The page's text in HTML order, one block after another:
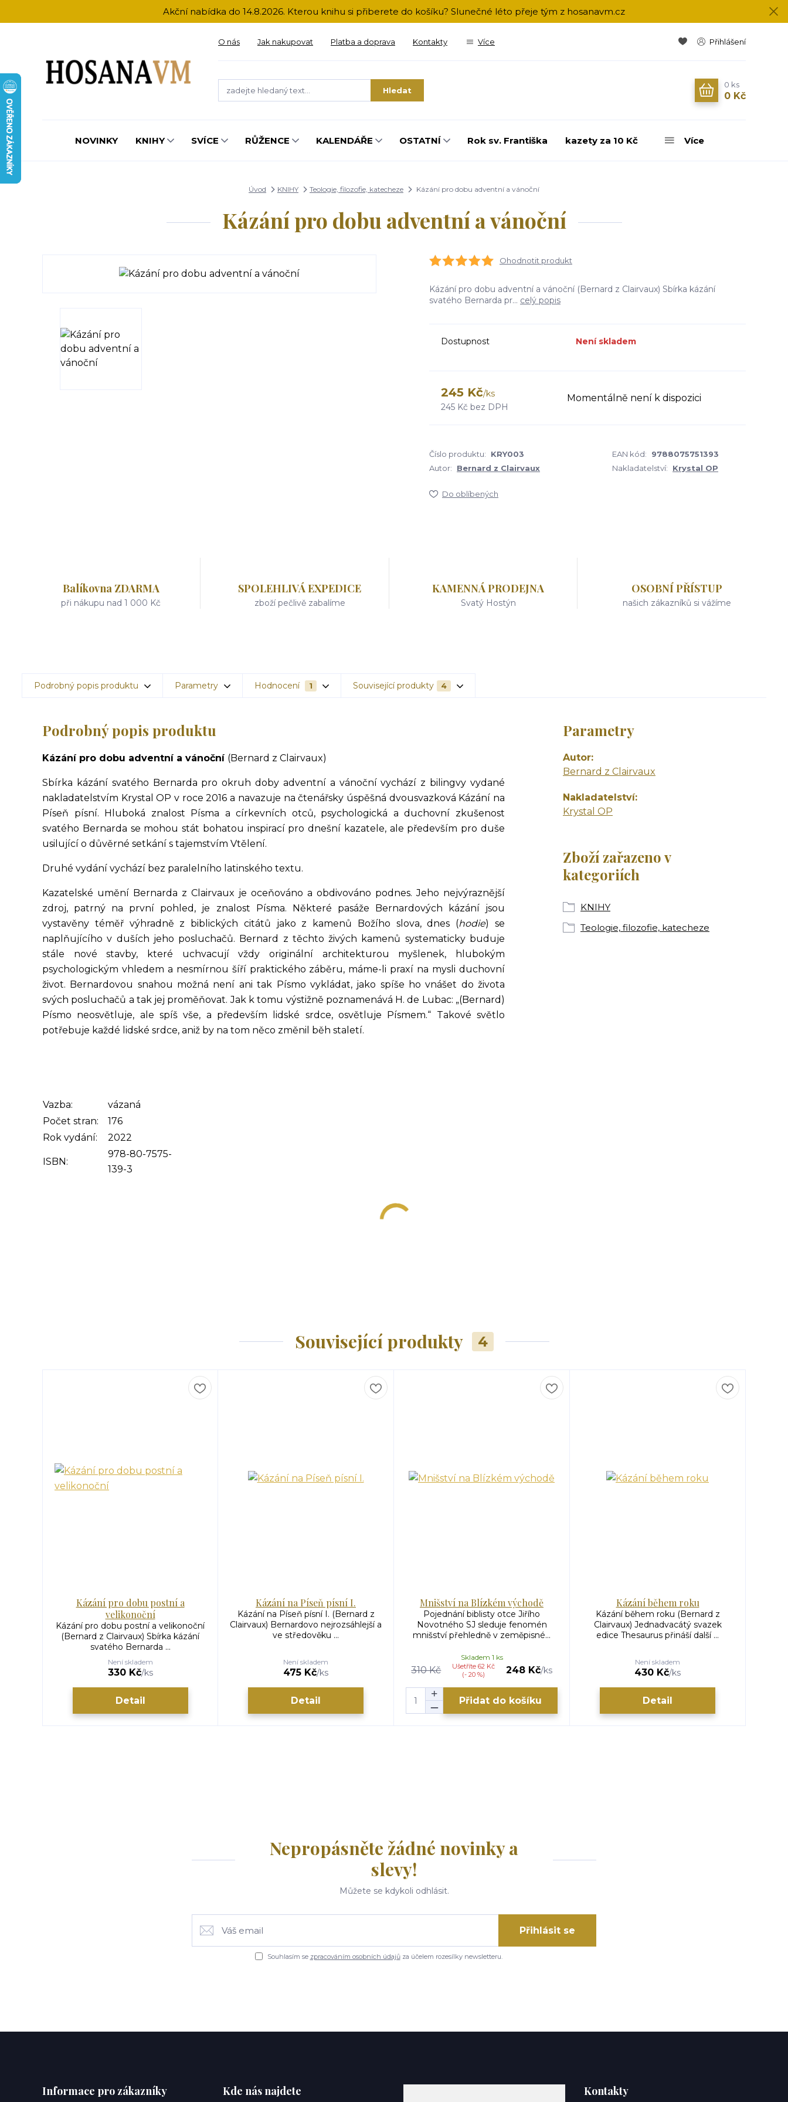
Akční nabídka do 14.8.2026. Kterou knihu si přiberete do košíku? Slunečné léto přeje tým z hosanavm.cz
O nás Jak nakupovat Platba a doprava Kontakty Více Přihlášení
Hledat
0 ks
0 Kč
NOVINKY KNIHY SVÍCE RŮŽENCE KALENDÁŘE OSTATNÍ Rok sv. Františka kazety za 10 Kč Více
Úvod KNIHY Teologie, filozofie, katecheze Kázání pro dobu adventní a vánoční
Kázání pro dobu adventní a vánoční
Ohodnotit produkt
Kázání pro dobu adventní a vánoční (Bernard z Clairvaux) Sbírka kázání
svatého Bernarda pr... celý popis
Dostupnost Není skladem
245 Kč/ks
245 Kč bez DPH
Momentálně není k dispozici
Číslo produktu: KRY003 EAN kód:
9788075751393
Autor:
Bernard z Clairvaux Nakladatelství: Krystal OP
Do oblíbených
Balíkovna ZDARMA
při nákupu nad 1 000 Kč
SPOLEHLIVÁ EXPEDICE
zboží pečlivě zabalíme
KAMENNÁ PRODEJNA
Svatý Hostýn
OSOBNÍ PŘÍSTUP
našich zákazníků si vážíme
Podrobný popis produktu Parametry Hodnocení 1 Související produkty 4
Podrobný popis produktu
Kázání pro dobu adventní a vánoční (Bernard z Clairvaux)
Sbírka kázání svatého Bernarda pro okruh doby adventní a vánoční vychází z bilingvy vydané
nakladatelstvím Krystal OP v roce 2016 a navazuje na čtenářsky úspěšná dvousvazková Kázání na
Píseň písní. Hluboká znalost Písma a církevních otců, psychologická a duchovní zkušenost
svatého Bernarda se mohou stát bohatou inspirací pro dnešní kazatele, ale především pro duše
usilující o důvěrné setkání s tajemstvím Vtělení.
Druhé vydání vychází bez paralelního latinského textu.
Kazatelské umění Bernarda z Clairvaux je oceňováno a obdivováno podnes. Jeho nejvýraznější
zdroj, patrný na první pohled, je znalost Písma. Některé pasáže Bernardových kázání jsou
vystavěny téměř výhradně z biblických citátů jako z kamenů Božího slova, dnes (hodie) se
naplňujícího v duších jeho posluchačů. Bernard z těchto živých kamenů systematicky buduje
stále nové stavby, které uchvacují vždy originální architekturou myšlenek, hlubokým
psychologickým vhledem a nesmírnou šíří praktického záběru, máme-li praxí na mysli duchovní
život. Bernardovou snahou možná není ani tak Písmo vykládat, jako spíše ho vnášet do života
svých posluchačů a tak jej proměňovat. Jak k tomu výstižně poznamenává H. de Lubac: „(Bernard)
Písmo neosvětluje, ale spíš vše, a především lidské srdce, osvětluje Písmem.“ Takové světlo
potřebuje každé lidské srdce, aniž by na tom něco změnil běh staletí.
Vazba:
vázaná
Počet stran:
176
Rok vydání:
2022
ISBN:
978-80-7575-
139-3
Parametry
Autor
Bernard z Clairvaux
Nakladatelství
Krystal OP
Zboží zařazeno v
kategoriích
KNIHY
Teologie, filozofie, katecheze
Související produkty 4
Kázání pro dobu postní a
velikonoční
Kázání pro dobu postní a velikonoční
(Bernard z Clairvaux) Sbírka kázání
svatého Bernarda ...
330 Kč/ks
Není skladem
Detail
Kázání na Píseň písní I.
Kázání na Píseň písní I. (Bernard z
Clairvaux) Bernardovo nejrozsáhlejší a
ve středověku ...
475 Kč/ks
Není skladem
Detail
Mnišství na Blízkém východě
Pojednání biblisty otce Jiřího
Novotného SJ sleduje fenomén
mnišství přehledně v zeměpisné...
310 Kč
Ušetříte 62 Kč
(- 20 %)
248 Kč/ks
Skladem 1 ks
Přidat do košíku
Kázání během roku
Kázání během roku (Bernard z
Clairvaux) Jednadvacátý svazek
edice Thesaurus přináší další ...
430 Kč/ks
Není skladem
Detail
Nepropásněte žádné novinky a
slevy!
Můžete se kdykoli odhlásit.
Přihlásit se
Souhlasím se zpracováním osobních údajůza účelem rozesílky newsletteru.
Informace pro zákazníky Kde nás najdete Kontakty